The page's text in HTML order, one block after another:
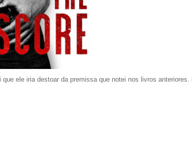
ele iria destoar da premissa que notei nos livros anteriores.